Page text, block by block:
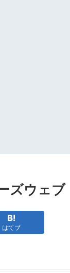
ズウェブ
はてブ